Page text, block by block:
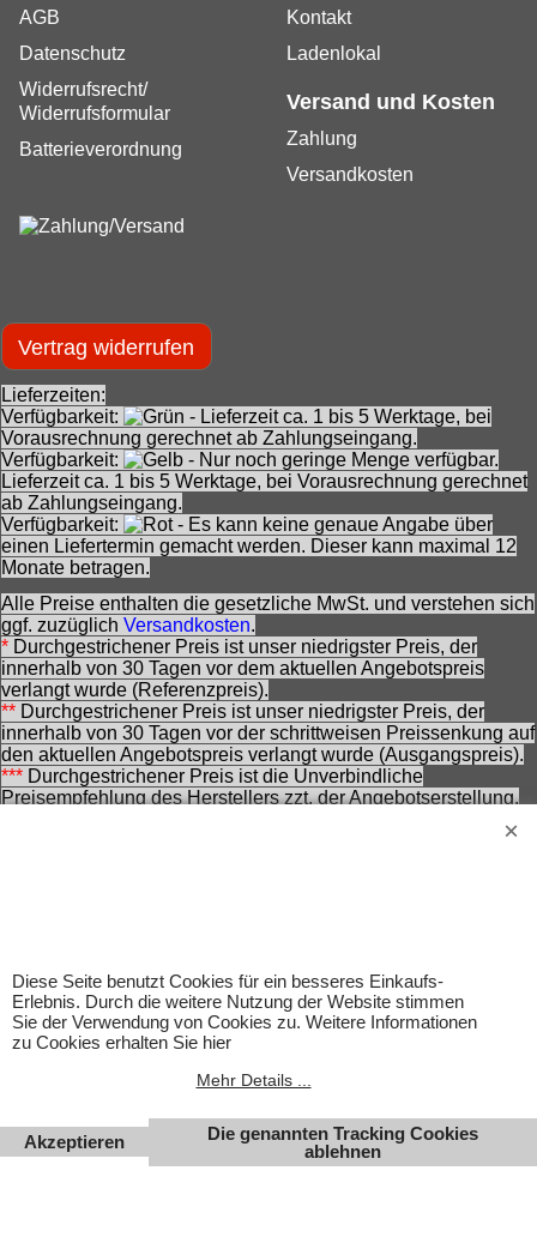
Kontakt
Ladenlokal
AGB
Datenschutz
Widerrufsrecht/
Widerrufsformular
Batterieverordnung
Versand und Kosten
Zahlung
Versandkosten
Vertrag widerrufen
Lieferzeiten:
Verfügbarkeit:
- Lieferzeit ca. 1 bis 5 Werktage, bei
Vorausrechnung gerechnet ab Zahlungseingang.
Verfügbarkeit:
- Nur noch geringe Menge verfügbar.
Lieferzeit ca. 1 bis 5 Werktage, bei Vorausrechnung gerechnet
ab Zahlungseingang.
Verfügbarkeit:
- Es kann keine genaue Angabe über
einen Liefertermin gemacht werden. Dieser kann maximal 12
Monate betragen.
Alle Preise enthalten die gesetzliche MwSt. und verstehen sich
ggf. zuzüglich Versandkosten.
* Durchgestrichener Preis ist unser niedrigster Preis, der
innerhalb von 30 Tagen vor dem aktuellen Angebotspreis
verlangt wurde (Referenzpreis).
** Durchgestrichener Preis ist unser niedrigster Preis, der
innerhalb von 30 Tagen vor der schrittweisen Preissenkung auf
den aktuellen Angebotspreis verlangt wurde (Ausgangspreis).
*** Durchgestrichener Preis ist die Unverbindliche
Preisempfehlung des Herstellers zzt. der Angebotserstellung.
Zubehör gehört nicht zum Lieferumfang. Eingetragene
Warenzeichen und Logos sind Eigentum des jeweiligen
Inhabers.
Diese Seite benutzt Cookies für ein besseres Einkaufs-
Erlebnis. Durch die weitere Nutzung der Website stimmen
Sie der Verwendung von Cookies zu. Weitere Informationen
zu Cookies erhalten Sie hier
Mehr Details ...
Akzeptieren
Die genannten Tracking Cookies
ablehnen